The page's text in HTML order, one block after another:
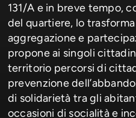
131/A e in breve tempo,
del quartiere, lo
aggregazione e
propone ai singoli
territorio percorsi di
prevenzione
di solidarietà tra gli
occasioni di socialità e